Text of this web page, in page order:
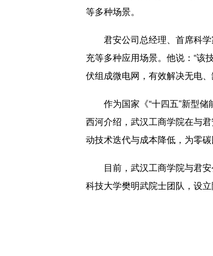
等多种场景。
君安公司总经理、首席科学
充等多种应用场景。他说：“该
伏组成微电网，有效解决无电
作为国家《“十四五”新型储
西河介绍，武汉工商学院在与
动技术迭代与成本降低，为零
目前，武汉工商学院与君安
科技大学樊明武院士团队，设